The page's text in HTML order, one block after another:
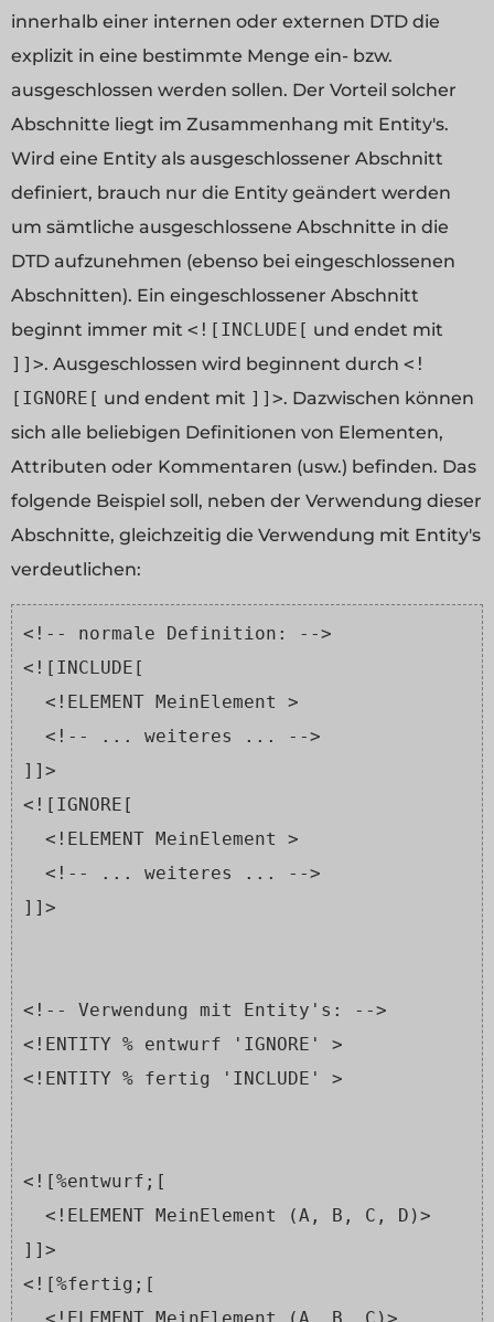
innerhalb einer internen oder externen DTD die
explizit in eine bestimmte Menge ein- bzw.
ausgeschlossen werden sollen. Der Vorteil solcher
Abschnitte liegt im Zusammenhang mit Entity's.
Wird eine Entity als ausgeschlossener Abschnitt
definiert, brauch nur die Entity geändert werden
um sämtliche ausgeschlossene Abschnitte in die
DTD aufzunehmen (ebenso bei eingeschlossenen
Abschnitten). Ein eingeschlossener Abschnitt
beginnt immer mit <![INCLUDE[ und endet mit
]]>. Ausgeschlossen wird beginnent durch <!
[IGNORE[ und endent mit ]]>. Dazwischen können
sich alle beliebigen Definitionen von Elementen,
Attributen oder Kommentaren (usw.) befinden. Das
folgende Beispiel soll, neben der Verwendung dieser
Abschnitte, gleichzeitig die Verwendung mit Entity's
verdeutlichen:
<!-- normale Definition: -->
<![INCLUDE[
<!ELEMENT MeinElement >
<!-- ... weiteres ... -->
]]>
<![IGNORE[
<!ELEMENT MeinElement >
<!-- ... weiteres ... -->
]]>
<!-- Verwendung mit Entity's: -->
<!ENTITY % entwurf 'IGNORE' >
<!ENTITY % fertig 'INCLUDE' >
<![%entwurf;[
<!ELEMENT MeinElement (A, B, C, D)>
]]>
<![%fertig;[